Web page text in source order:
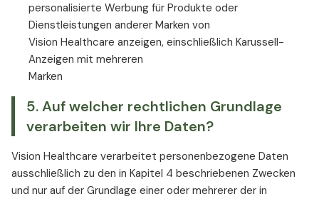
personalisierte Werbung für Produkte oder
Dienstleistungen anderer Marken von
Vision Healthcare anzeigen, einschließlich Karussell-
Anzeigen mit mehreren
Marken
5. Auf welcher rechtlichen Grundlage
verarbeiten wir Ihre Daten?
Vision Healthcare verarbeitet personenbezogene Daten
ausschließlich zu den in Kapitel 4 beschriebenen Zwecken
und nur auf der Grundlage einer oder mehrerer der in